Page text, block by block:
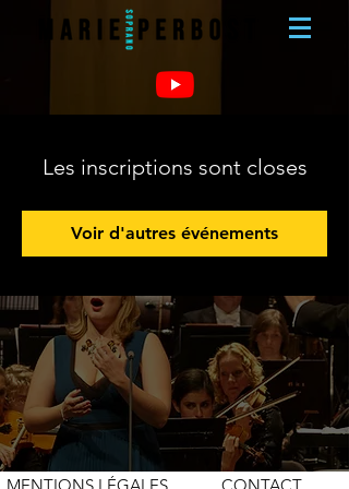
Les inscriptions sont closes
Voir d'autres événements